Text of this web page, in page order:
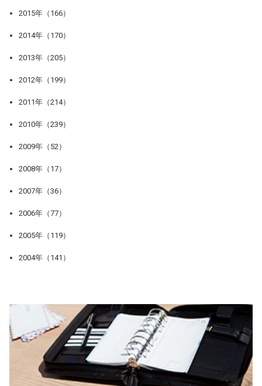
2015年（166）
2014年（170）
2013年（205）
2012年（199）
2011年（214）
2010年（239）
2009年（52）
2008年（17）
2007年（36）
2006年（77）
2005年（119）
2004年（141）